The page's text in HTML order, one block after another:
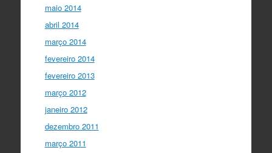
maio 2014
abril 2014
março 2014
fevereiro 2014
fevereiro 2013
março 2012
janeiro 2012
dezembro 2011
março 2011